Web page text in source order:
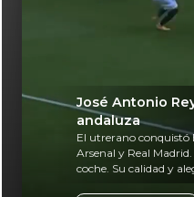
José Antonio
andaluza
El utrerano conquistó
Arsenal y Real
coche. Su calidad y